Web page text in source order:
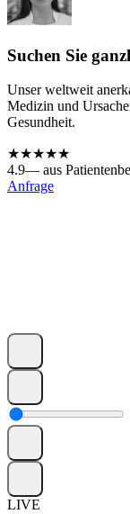
Suchen Sie
Unser weltweit
Medizin und
Gesundheit.
★★★★★
4.9— aus
Anfrage
LIVE